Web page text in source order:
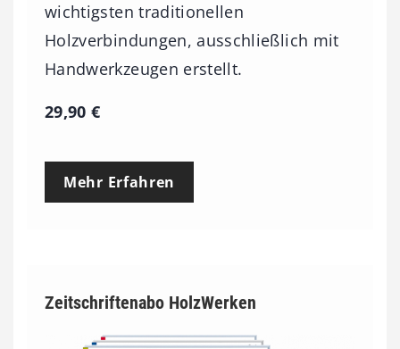
wichtigsten traditionellen
Holzverbindungen, ausschließlich mit
Handwerkzeugen erstellt.
29,90€
Mehr Erfahren
Zeitschriftenabo HolzWerken